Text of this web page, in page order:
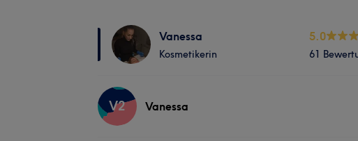
Vanessa
Kosmetikerin
5.0
61
V2 Vanessa